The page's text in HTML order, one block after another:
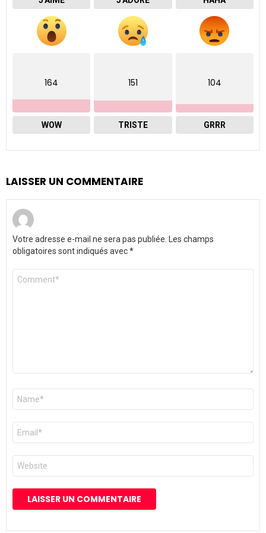
164
WOW
151
TRISTE
104
GRRR
LAISSER UN COMMENTAIRE
Votre adresse e-mail ne sera pas publiée. Les champs
obligatoires sont indiqués avec*
Commentaire
Nom
E-
mail
*
Site
web